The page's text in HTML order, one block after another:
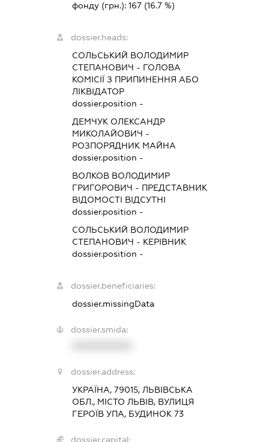
фонду (грн.):167 (16.7 %)
dossier.heads:
СОЛЬСЬКИЙ ВОЛОДИМИР
СТЕПАНОВИЧ - ГОЛОВА
КОМІСІЇ З ПРИПИНЕННЯ АБО
ЛІКВІДАТОР
dossier.position -
ДЕМЧУК ОЛЕКСАНДР
МИКОЛАЙОВИЧ -
РОЗПОРЯДНИК МАЙНА
dossier.position -
ВОЛКОВ ВОЛОДИМИР
ГРИГОРОВИЧ - ПРЕДСТАВНИК
ВІДОМОСТІ ВІДСУТНІ
dossier.position -
СОЛЬСЬКИЙ ВОЛОДИМИР
СТЕПАНОВИЧ - КЕРІВНИК
dossier.position -
dossier.beneficiaries:
dossier.missingData
dossier.smida:
dossier.address:
УКРАЇНА, 79015, ЛЬВІВСЬКА
ОБЛ., МІСТО ЛЬВІВ, ВУЛИЦЯ
ГЕРОЇВ УПА, БУДИНОК 73
dossier.capital: